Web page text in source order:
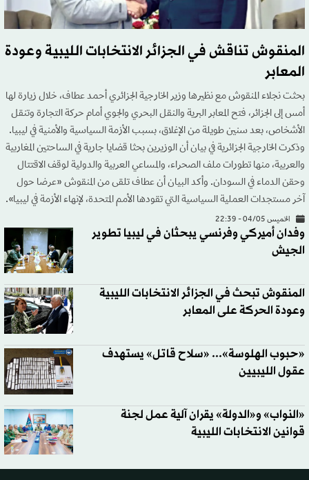
المنقوش تناقش في الجزائر الانتخابات الليبية وعودة
المعابر
بحثت نجلاء المنقوش مع نظيرها وزير الخارجية الجزائري أحمد عطاف، خلال زيارة لها
أمس إلى الجزائر، فتح المعابر البرية والنقل البحري والجوي أمام حركة التجارة وتنقل
الأشخاص، بعد سنين طويلة من الإغلاق، بسبب الأزمة السياسية والأمنية في ليبيا.
وذكرت الخارجية الجزائرية في بيان أن الوزيرين بحثا قضايا جارية في الساحتين المغاربية
والعربية، منها تطورات ملف الصحراء، والمساعي العربية والدولية لوقف الاقتتال
وحقن الدماء في السودان. وأكد البيان أن عطاف تلقى من المنقوش «عرضا حول
آخر مستجدات العملية السياسية التي تقودها الأمم المتحدة، لإنهاء الأزمة في ليبيا».
الخميس 04/05 - 22:39
وفدان أميركي وفرنسي يبحثان في ليبيا تطوير
الجيش
المنقوش تبحث في الجزائر الانتخابات الليبية
وعودة الحركة على المعابر
«حبوب الهلوسة»... «سلاح قاتل» يستهدف
عقول الليبيين
«النواب» و«الدولة» يقران آلية عمل لجنة
قوانين الانتخابات الليبية